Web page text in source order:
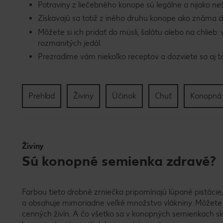
Potraviny z liečebného konope sú legálne a nijako
Získavajú sa totiž z iného druhu konope ako známa
Môžete si ich pridať do müsli, šalátu alebo na
rozmanitých jedál.
Prezradíme vám niekoľko receptov a dozviete sa aj
Prehľad Živiny Účinok Chuť
Živiny
Sú konopné semienka zdravé?
Farbou tieto drobné zrniečka pripomínajú lúpané
a obsahuje mimoriadne veľké množstvo vlákniny.
cenných živín. A čo všetko sa v konopných semienkach